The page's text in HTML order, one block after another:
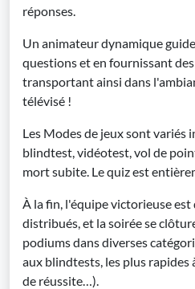
réponses.
Un animateur dynamique
questions et en fournissant
transportant ainsi dans
télévisé !
Les Modes de jeux sont variés
blindtest, vidéotest, vol de
mort subite. Le quiz est
À la fin, l'équipe victorieuse est
distribués, et la soirée se
podiums dans diverses
aux blindtests, les plus
de réussite…).